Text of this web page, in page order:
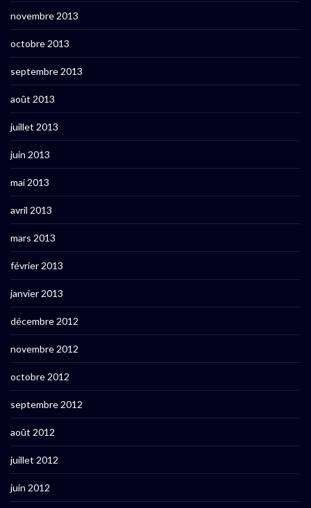
novembre 2013
octobre 2013
septembre 2013
août 2013
juillet 2013
juin 2013
mai 2013
avril 2013
mars 2013
février 2013
janvier 2013
décembre 2012
novembre 2012
octobre 2012
septembre 2012
août 2012
juillet 2012
juin 2012